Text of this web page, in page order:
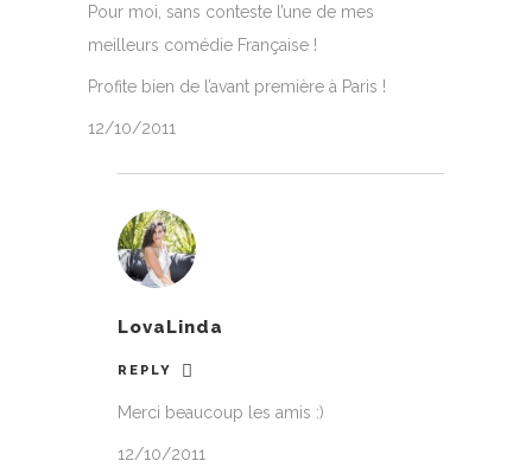
Pour moi, sans conteste l’une de mes
meilleurs comédie Française !
Profite bien de l’avant première à Paris !
12/10/2011
LovaLinda
REPLY
Merci beaucoup les amis :)
12/10/2011